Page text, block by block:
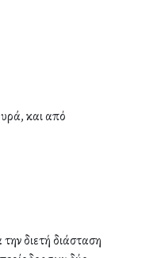
και από
διετή διάσταση